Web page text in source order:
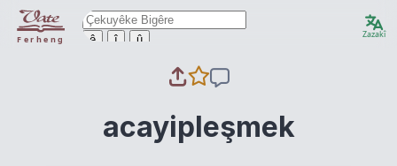
Ferheng ê î û Zazakî
acayipleşmek